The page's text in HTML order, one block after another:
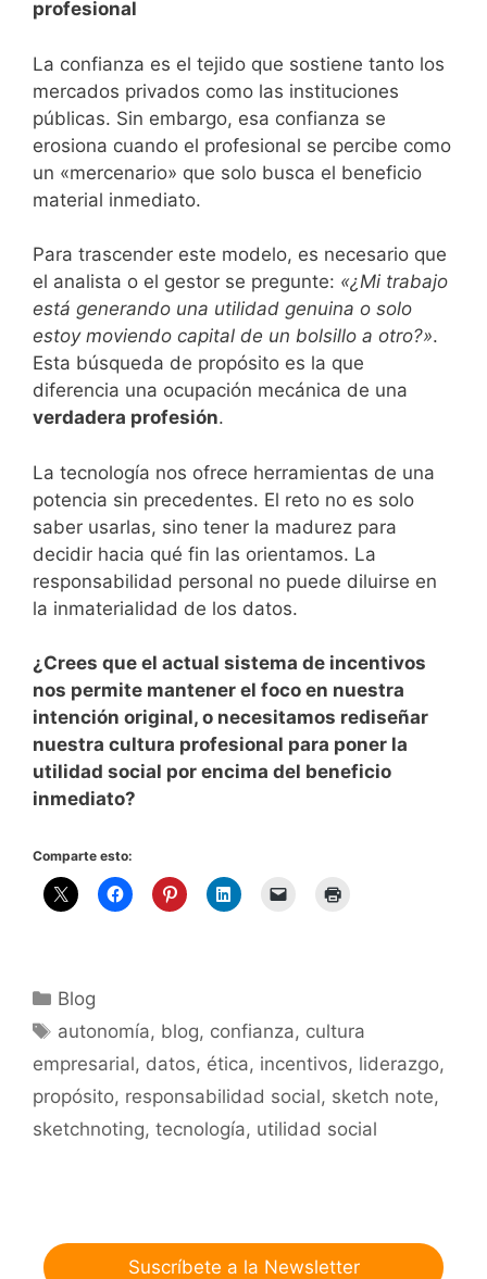
profesional
​La confianza es el tejido que sostiene tanto los
mercados privados como las instituciones
públicas. Sin embargo, esa confianza se
erosiona cuando el profesional se percibe como
un «mercenario» que solo busca el beneficio
material inmediato.
​Para trascender este modelo, es necesario que
el analista o el gestor se pregunte: «¿Mi trabajo
está generando una utilidad genuina o solo
estoy moviendo capital de un bolsillo a otro?».
Esta búsqueda de propósito es la que
diferencia una ocupación mecánica de una
verdadera profesión.
​La tecnología nos ofrece herramientas de una
potencia sin precedentes. El reto no es solo
saber usarlas, sino tener la madurez para
decidir hacia qué fin las orientamos. La
responsabilidad personal no puede diluirse en
la inmaterialidad de los datos.
¿Crees que el actual sistema de incentivos
nos permite mantener el foco en nuestra
intención original, o necesitamos rediseñar
nuestra cultura profesional para poner la
utilidad social por encima del beneficio
inmediato?
Comparte esto:
Categorías
Blog
Etiquetas
autonomía, blog, confianza, cultura
empresarial, datos, ética, incentivos, liderazgo,
propósito, responsabilidad social, sketch note,
sketchnoting, tecnología, utilidad social
Suscríbete a la Newsletter